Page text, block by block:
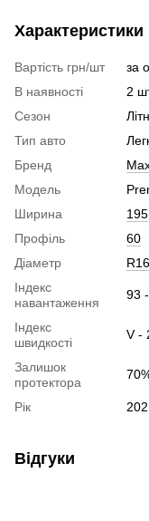
Характеристики
Вартість грн/шт
за
В наявності
2
Сезон
Тип авто
Бренд
Модель
Ширина
195
Профіль
60
Діаметр
R16
Індекс
навантаження
93
Індекс
швидкості
V -
Залишок
протектора
Рік
Відгуки